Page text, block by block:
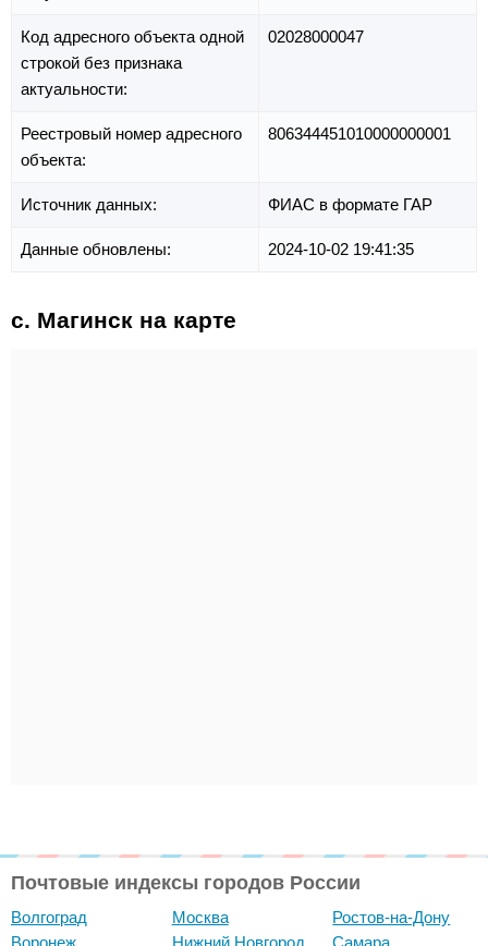
Код адресного объекта одной
строкой без признака
актуальности:
02028000047
Реестровый номер адресного
объекта:
806344451010000000001
Источник данных: ФИАС в формате ГАР
Данные обновлены: 2024-10-02 19:41:35
с. Магинск на карте
Почтовые индексы городов России
Волгоград
Воронеж
Москва
Нижний Новгород
Ростов-на-Дону
Самара